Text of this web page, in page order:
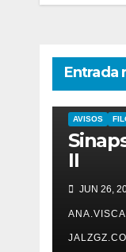
Entrada
AVISOS
II
JUN 26,